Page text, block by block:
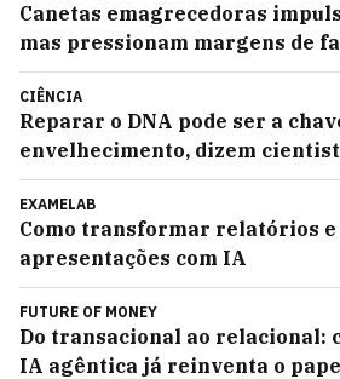
Canetas emagrecedoras
mas pressionam margens de
CIÊNCIA
Reparar o DNA pode ser a
envelhecimento, dizem
EXAMELAB
Como transformar relatórios
apresentações com IA
FUTURE OF MONEY
Do transacional ao relacional:
IA agêntica já reinventa o